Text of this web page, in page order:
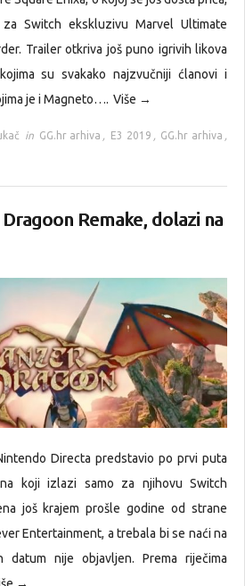
Switch ekskluzivu Marvel Ultimate
Trailer otkriva još puno igrivih likova
su svakako najzvučniji ćlanovi i
je i Magneto…. Više →
in GG.hr arhiva , E3 2019 , GG.hr arhiva ,
Remake, dolazi na
Directa predstavio po prvi puta
koji izlazi samo za njihovu Switch
još krajem prošle godine od strane
Entertainment, a trebala bi se naći na
datum nije objavljen. Prema riječima